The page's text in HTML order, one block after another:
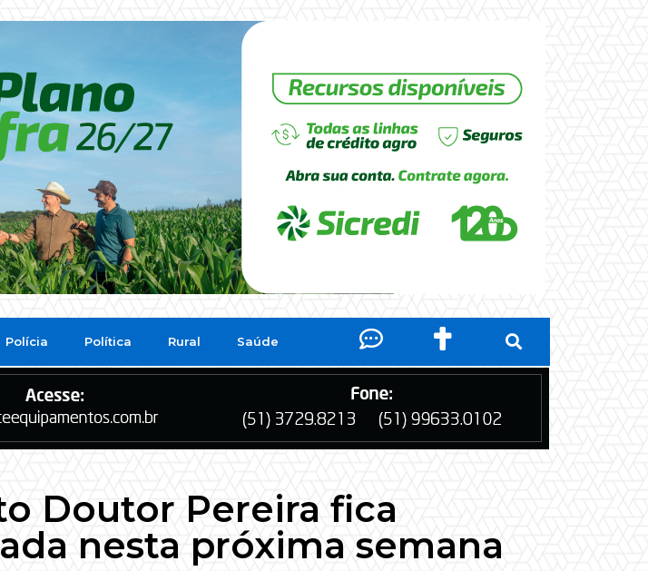
Polícia Política Rural Saúde
Doutor Pereira fica
nesta próxima semana